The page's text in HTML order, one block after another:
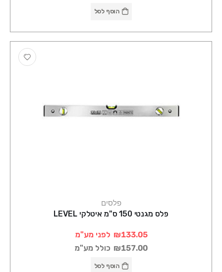
הוסף לסל
פלסים
פלס מגנטי 150 ס"מ איטלקי LEVEL
₪133.05 לפני מע"מ
₪157.00 כולל מע"מ
הוסף לסל